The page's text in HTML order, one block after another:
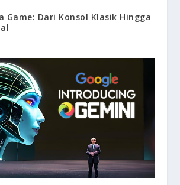
Game: Dari Konsol Klasik Hingga